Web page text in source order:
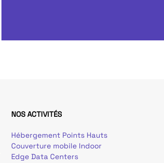
NOS ACTIVITÉS
Hébergement Points Hauts
Couverture mobile Indoor
Edge Data Centers